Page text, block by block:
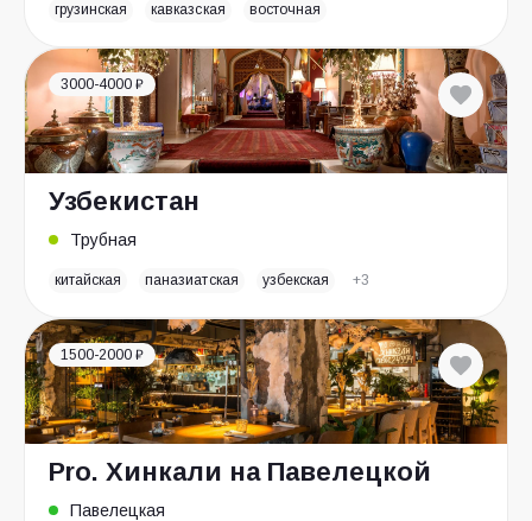
грузинская кавказская восточная
3000-4000 ₽
Узбекистан
Трубная
китайская паназиатская узбекская +3
1500-2000 ₽
Pro. Хинкали на Павелецкой
Павелецкая